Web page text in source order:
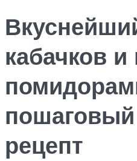
кабачков и
рецепт